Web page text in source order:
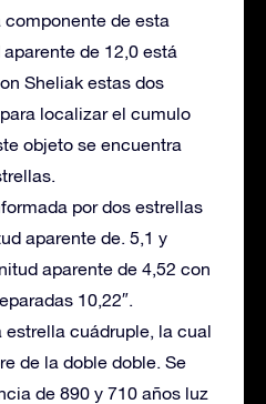
componente de esta
de 12,0 está
Sheliak estas dos
localizar el cumulo
objeto se encuentra
por dos estrellas
aparente de. 5,1 y
aparente de 4,52 con
10,22″.
estrella cuádruple, la cual
de la doble doble. Se
de 890 y 710 años luz